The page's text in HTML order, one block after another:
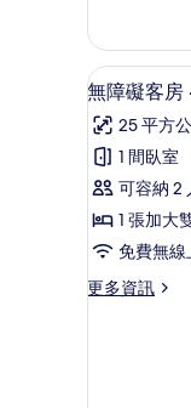
相
片
床
房
-
Queen
的
詳
情
顯
示
無
障
礙
客
-
5
無障礙客
25 平方
1 間臥室
可容納 2
1 張加大
免費無線
更多資訊
更